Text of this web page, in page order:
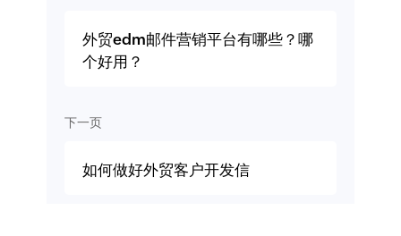
外贸edm邮件营销平台有哪些？哪
个好用？
下一页
如何做好外贸客户开发信